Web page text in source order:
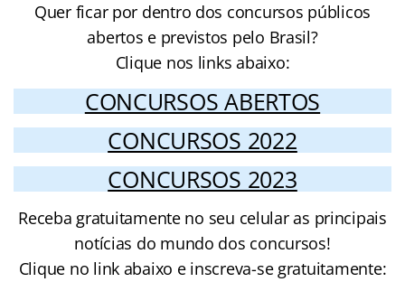
Quer ficar por dentro dos concursos públicos
abertos e previstos pelo Brasil?
Clique nos links abaixo:
CONCURSOS ABERTOS
CONCURSOS 2022
CONCURSOS 2023
Receba gratuitamente no seu celular as principais
notícias do mundo dos concursos!
Clique no link abaixo e inscreva-se gratuitamente: